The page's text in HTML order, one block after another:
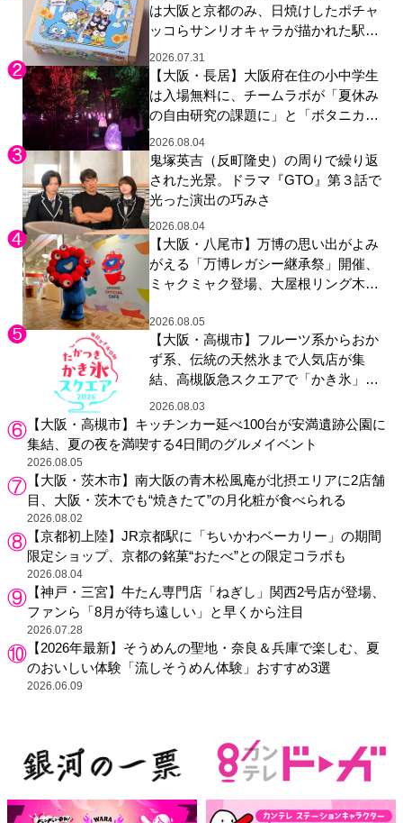
は大阪と京都のみ、日焼けしたポチャ
ッコらサンリオキャラが描かれた駅弁
やグッズが登場
2026.07.31
【大阪・長居】大阪府在住の小中学生
は入場無料に、チームラボが「夏休み
の自由研究の課題に」と「ボタニカル
ガーデン 大阪」へ招待
2026.08.04
鬼塚英吉（反町隆史）の周りで繰り返
された光景。ドラマ『GTO』第３話で
光った演出の巧みさ
2026.08.04
【大阪・八尾市】万博の思い出がよみ
がえる「万博レガシー継承祭」開催、
ミャクミャク登場、大屋根リング木材
展示も
2026.08.05
【大阪・高槻市】フルーツ系からおか
ず系、伝統の天然氷まで人気店が集
結、高槻阪急スクエアで「かき氷」祭
り
2026.08.03
【大阪・高槻市】キッチンカー延べ100台が安満遺跡公園に
集結、夏の夜を満喫する4日間のグルメイベント
2026.08.05
【大阪・茨木市】南大阪の青木松風庵が北摂エリアに2店舗
目、大阪・茨木でも“焼きたて”の月化粧が食べられる
2026.08.02
【京都初上陸】JR京都駅に「ちいかわベーカリー」の期間
限定ショップ、京都の銘菓“おたべ”との限定コラボも
2026.08.04
【神戸・三宮】牛たん専門店「ねぎし」関西2号店が登場、
ファンら「8月が待ち遠しい」と早くから注目
2026.07.28
【2026年最新】そうめんの聖地・奈良＆兵庫で楽しむ、夏
のおいしい体験「流しそうめん体験」おすすめ3選
2026.06.09